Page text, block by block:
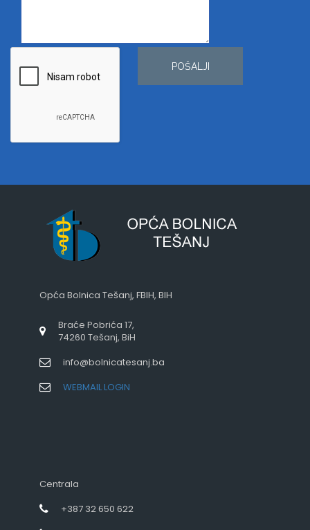
POŠALJI
Opća Bolnica Tešanj, FBIH, BIH
Braće Pobrića 17,
74260 Tešanj, BiH
info@bolnicatesanj.ba
WEBMAIL LOGIN
Centrala
+387 32 650 622